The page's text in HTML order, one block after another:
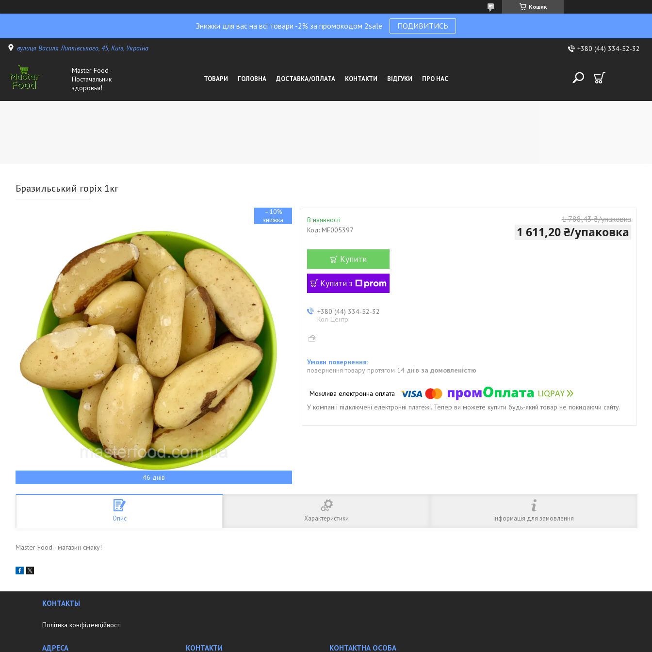
Кошик
Знижки для вас на всі товари -2% за промокодом 2sale ПОДИВИТИСЬ
вулиця Василя Липківського, 45, Київ, Україна +380 (44) 334-52-32
Master Food -
Постачальник
здоровья!
ТОВАРИ ГОЛОВНА ДОСТАВКА/ОПЛАТА КОНТАКТИ ВІДГУКИ ПРО НАС
Бразильський горіх 1кг
–10%
46 днів
В наявності
Код: MF005397
1 788,43 ₴/упаковка
1 611,20 ₴/упаковка
Купити
Купити з
+380 (44) 334-52-32
Кол-Центр
повернення товару протягом 14 днів за домовленістю
У компанії підключені електронні платежі. Тепер ви можете купити будь-який товар не покидаючи сайту.
Опис Характеристики Інформація для замовлення
Master Food - магазин смаку!
КОНТАКТЫ
Політика конфіденційності